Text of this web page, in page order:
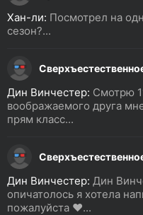
Хан-ли: Посмотрел на
сезон?...
Дин Винчестер: Смотрю
воображаемого друга
прям класс...
Дин Винчестер: Дин
опичатолось я хотела
пожалуйста ❤️...